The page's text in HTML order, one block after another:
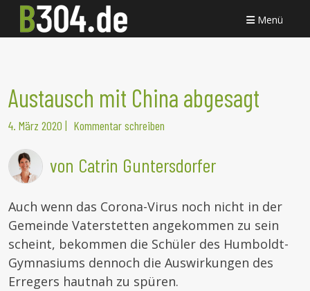
Menü
Austausch mit China abgesagt
4. März 2020 | Kommentar schreiben
von Catrin Guntersdorfer
Auch wenn das Corona-Virus noch nicht in der
Gemeinde Vaterstetten angekommen zu sein
scheint, bekommen die Schüler des Humboldt-
Gymnasiums dennoch die Auswirkungen des
Erregers hautnah zu spüren.